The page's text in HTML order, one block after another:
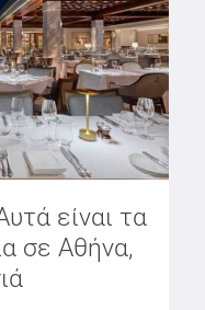
είναι τα
σε Αθήνα,